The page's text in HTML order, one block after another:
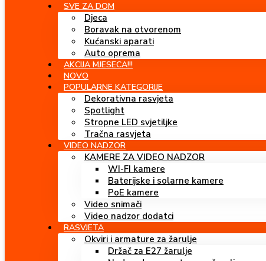
SVE ZA DOM
Djeca
Boravak na otvorenom
Kućanski aparati
Auto oprema
AKCIJA MJESECA!!!
NOVO
POPULARNE KATEGORIJE
Dekorativna rasvjeta
Spotlight
Stropne LED svjetiljke
Tračna rasvjeta
VIDEO NADZOR
KAMERE ZA VIDEO NADZOR
WI-FI kamere
Baterijske i solarne kamere
PoE kamere
Video snimači
Video nadzor dodatci
RASVJETA
Okviri i armature za žarulje
Držač za E27 žarulje